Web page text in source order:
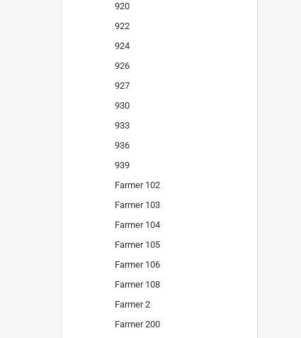
920
922
924
926
927
930
933
936
939
Farmer 102
Farmer 103
Farmer 104
Farmer 105
Farmer 106
Farmer 108
Farmer 2
Farmer 200